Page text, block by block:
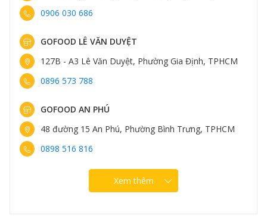
0906 030 686
GOFOOD LÊ VĂN DUYỆT
127B - A3 Lê Văn Duyệt, Phường Gia Định, TPHCM
0896 573 788
GOFOOD AN PHÚ
48 đường 15 An Phú, Phường Bình Trưng, TPHCM
0898 516 816
Xem thêm